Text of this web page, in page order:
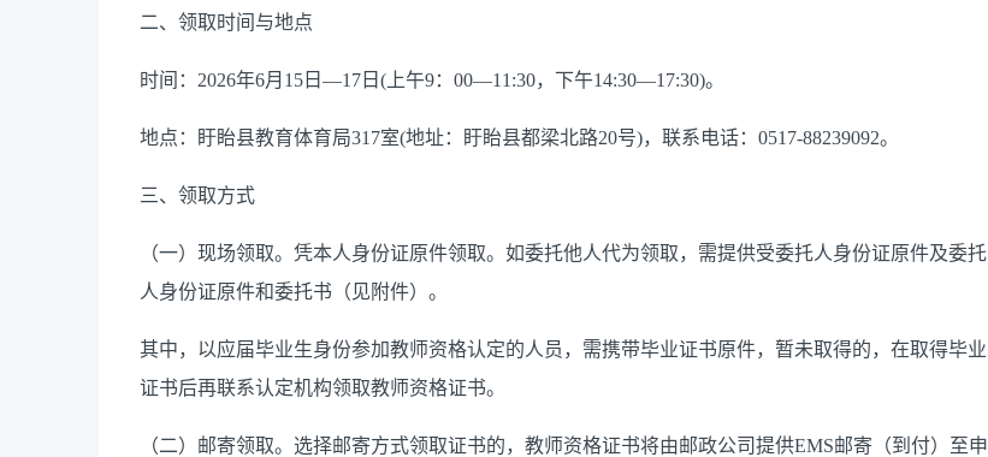
二、 领取时间与地点
时间 ： 2026年6月15日—17日(上午9：00—11:30，下午14:30—17:30)。
地点： 盱眙县教育体育局317室(地址：盱眙县都梁北路20号)，联系电话：0517-88239092。
三、 领取方式
（一）现场领取。凭本人身份证原件领取。如委托他人代为领取，需提供受委托人身份证原件及委托
人身份证原件和委托书（见附件） 。
其中，以应届毕业生身份参加教师资格认定的人员，需携带毕业证书原件，暂未取得的，在取得毕业
证书后再联系认定机构领取教师资格证书。
（二）邮寄领取。选择邮寄方式领取证书的，教师资格证书将由邮政公司提供EMS邮寄（到付）至申